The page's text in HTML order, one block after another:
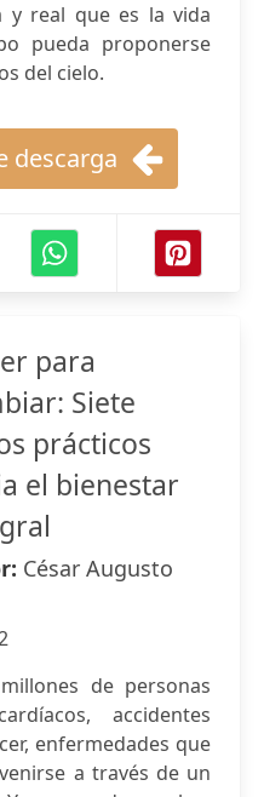
y real que es la vida
pueda proponerse
del cielo.
descarga
para
Siete
prácticos
el bienestar
César Augusto
de personas
accidentes
enfermedades que
a través de un